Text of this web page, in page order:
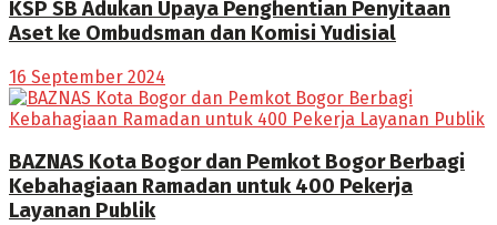
KSP SB Adukan Upaya Penghentian Penyitaan
Aset ke Ombudsman dan Komisi Yudisial
16 September 2024
BAZNAS Kota Bogor dan Pemkot Bogor Berbagi
Kebahagiaan Ramadan untuk 400 Pekerja
Layanan Publik